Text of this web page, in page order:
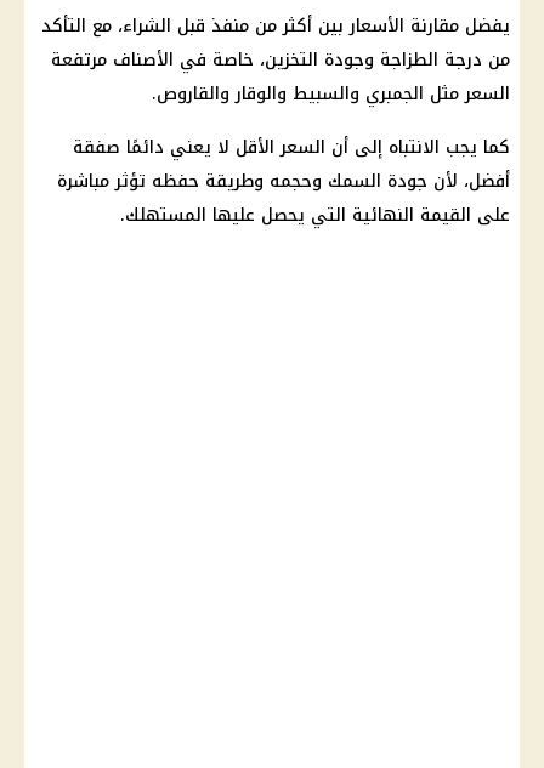
يفضل مقارنة الأسعار بين أكثر من منفذ قبل الشراء، مع التأكد
من درجة الطزاجة وجودة التخزين، خاصة في الأصناف مرتفعة
السعر مثل الجمبري والسبيط والوقار والقاروص.
كما يجب الانتباه إلى أن السعر الأقل لا يعني دائمًا صفقة
أفضل، لأن جودة السمك وحجمه وطريقة حفظه تؤثر مباشرة
على القيمة النهائية التي يحصل عليها المستهلك.